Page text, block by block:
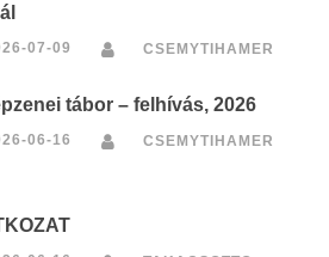
07-09 CSEMYTIHAMER
tábor – felhívás, 2026
06-16 CSEMYTIHAMER